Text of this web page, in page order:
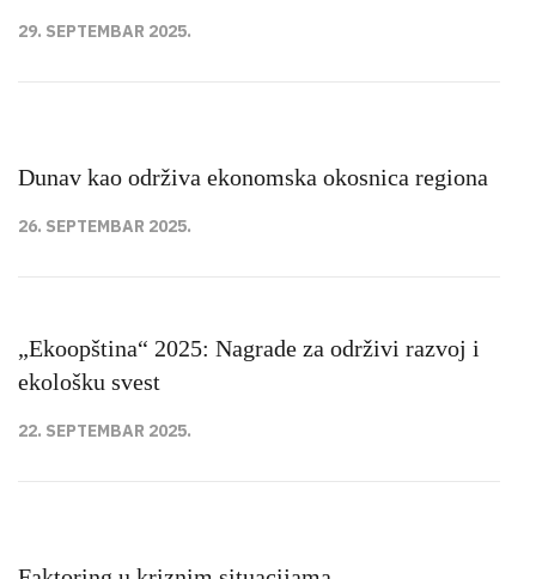
29. SEPTEMBAR 2025.
Dunav kao održiva ekonomska okosnica regiona
26. SEPTEMBAR 2025.
„Ekoopština“ 2025: Nagrade za održivi razvoj i
ekološku svest
22. SEPTEMBAR 2025.